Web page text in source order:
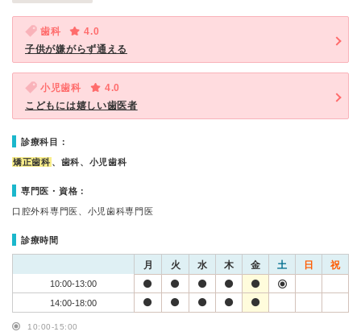
歯科
4.0
子供が嫌がらず通える
小児歯科
4.0
こどもには嬉しい歯医者
診療科目：
矯正歯科 、歯科、小児歯科
専門医・資格：
口腔外科専門医、小児歯科専門医
診療時間
月 火 水 木 金 土 日 祝
10:00-13:00
14:00-18:00
10:00-15:00